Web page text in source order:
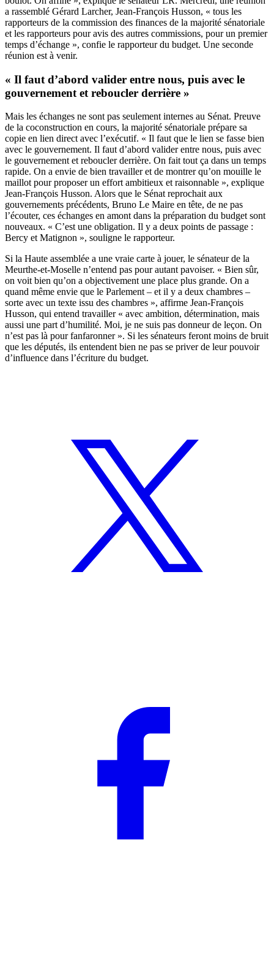
a rassemblé Gérard Larcher, Jean-François Husson, « tous les
rapporteurs de la commission des finances de la majorité sénatoriale
et les rapporteurs pour avis des autres commissions, pour un premier
temps d’échange », confie le rapporteur du budget. Une seconde
réunion est à venir.
« Il faut d’abord valider entre nous, puis avec le
gouvernement et reboucler derrière »
Mais les échanges ne sont pas seulement internes au Sénat. Preuve
de la coconstruction en cours, la majorité sénatoriale prépare sa
copie en lien direct avec l’exécutif. « Il faut que le lien se fasse bien
avec le gouvernement. Il faut d’abord valider entre nous, puis avec
le gouvernement et reboucler derrière. On fait tout ça dans un temps
rapide. On a envie de bien travailler et de montrer qu’on mouille le
maillot pour proposer un effort ambitieux et raisonnable », explique
Jean-François Husson. Alors que le Sénat reprochait aux
gouvernements précédents, Bruno Le Maire en tête, de ne pas
l’écouter, ces échanges en amont dans la préparation du budget sont
nouveaux. « C’est une obligation. Il y a deux points de passage :
Bercy et Matignon », souligne le rapporteur.
Si la Haute assemblée a une vraie carte à jouer, le sénateur de la
Meurthe-et-Moselle n’entend pas pour autant pavoiser. « Bien sûr,
on voit bien qu’on a objectivement une place plus grande. On a
quand même envie que le Parlement – et il y a deux chambres –
sorte avec un texte issu des chambres », affirme Jean-François
Husson, qui entend travailler « avec ambition, détermination, mais
aussi une part d’humilité. Moi, je ne suis pas donneur de leçon. On
n’est pas là pour fanfaronner ». Si les sénateurs feront moins de bruit
que les députés, ils entendent bien ne pas se priver de leur pouvoir
d’influence dans l’écriture du budget.